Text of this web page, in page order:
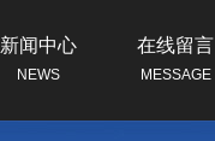
新闻中心
NEWS
在线留言
MESSAGE